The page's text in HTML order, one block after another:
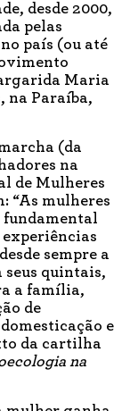
desde 2000,
pelas
país (ou até
Maria
na Paraíba,
(da
na
de Mulheres
“As mulheres
fundamental
sempre a
quintais,
a família,
de
e
da cartilha
na